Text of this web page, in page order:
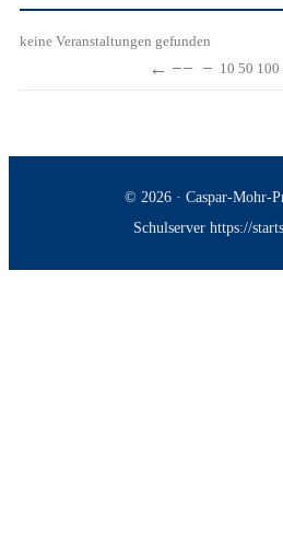
keine Veranstaltungen gefunden
← −− − 10 50 100
© 2026 · Caspar-Mohr-
Schulserver https://